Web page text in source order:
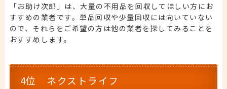
「お助け次郎」は、大量の不用品を回収してほしい方にお
すすめの業者です。単品回収や少量回収には向いていない
ので、それらをご希望の方は他の業者を探してみることを
おすすめします。
4位 ネクストライフ